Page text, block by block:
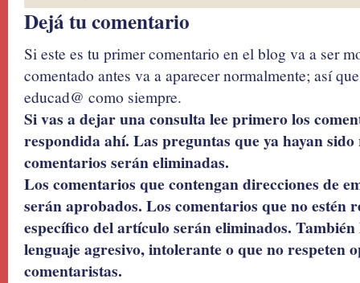
Dejá tu comentario
Si este es tu primer comentario en el blog va a ser
comentado antes va a aparecer normalmente; así
educad@ como siempre.
Si vas a dejar una consulta lee primero los
respondida ahí. Las preguntas que ya hayan
comentarios serán eliminadas.
Los comentarios que contengan direcciones de
serán aprobados. Los comentarios que no estén
específico del artículo serán eliminados.
lenguaje agresivo, intolerante o que no respeten
comentaristas.